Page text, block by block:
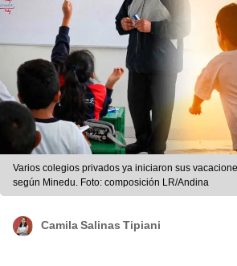
Varios colegios privados ya iniciaron sus
según Minedu. Foto: composición LR/Andina
Camila Salinas Tipiani